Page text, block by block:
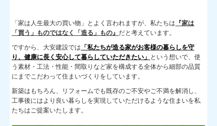
新築標準工法
リフォームのご案内
リフォームメニュー
リフォームのポイント
新築事例
「家は人生最大の買い物」とよく言われますが、私たちは 『家は
「買う」ものではなく「造る」もの』 だと考えています。
ですから、大安建設では 「私たちが造る家がお客様の暮らしを守
り、健康に長く安心して暮らしていただきたい」 という想いで、使
う素材・工法・性能・間取りなど家を構成する全体から細部の品質
にまでこだわって住まいづくりをしています。
新築はもちろん、リフォームでも既存のご不安やご不満を解消し、
工事後にはより良い暮らしを実現していただけるような住まいを私
たちはご提案いたします。